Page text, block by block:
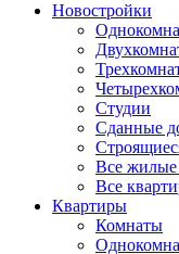
Новостройки
Студии
Сданные
Все жилые
Все
Квартиры
Комнаты